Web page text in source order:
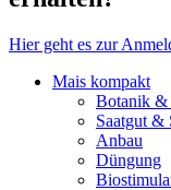
Hier geht es zur
Mais kompakt
Botanik &
Saatgut &
Anbau
Düngung